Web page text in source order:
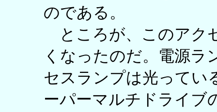
のである。
ところが、このアク
くなったのだ。電源ラ
セスランプは光ってい
ーパーマルチドライブ